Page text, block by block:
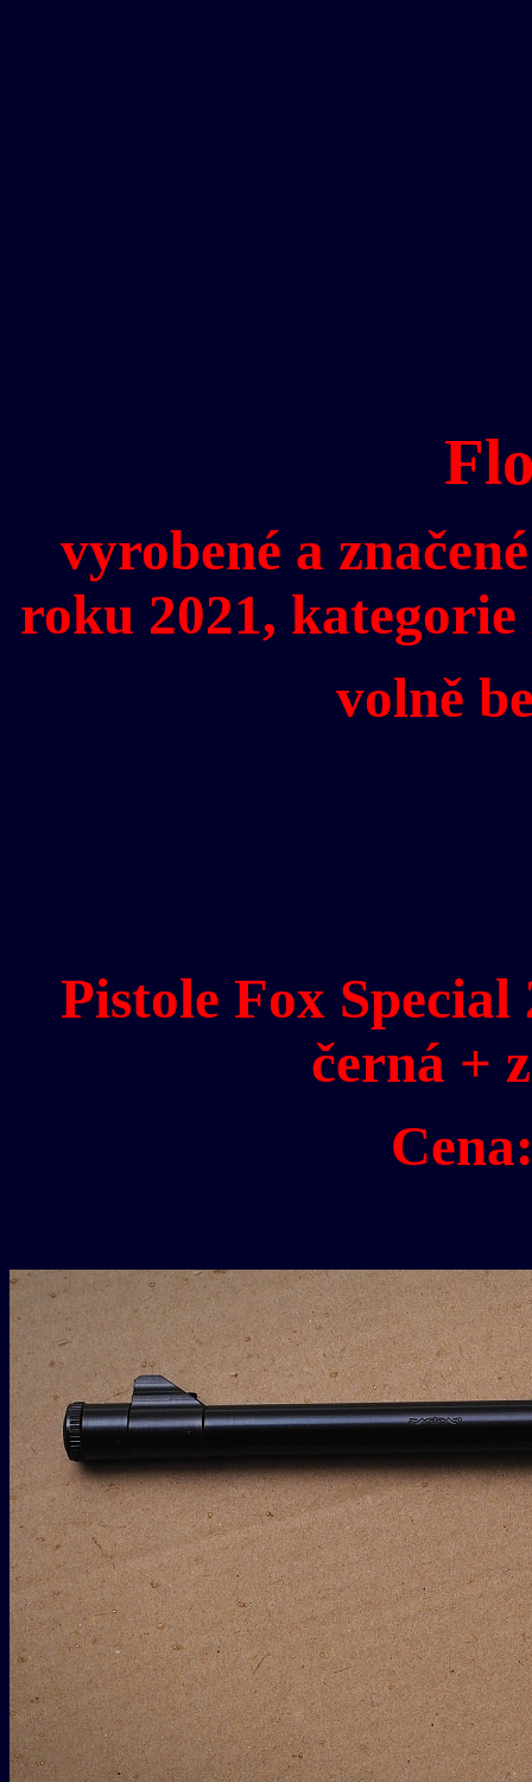
vyrobené a
roku 2021,
volně
Pistole Fox
černá +